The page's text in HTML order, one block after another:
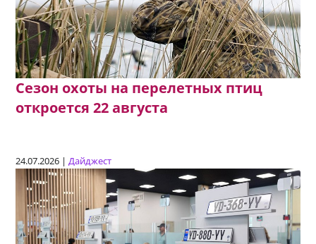
Сезон охоты на перелетных птиц
откроется 22 августа
24.07.2026 |Дайджест